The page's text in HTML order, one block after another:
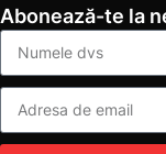
Abonează-te la